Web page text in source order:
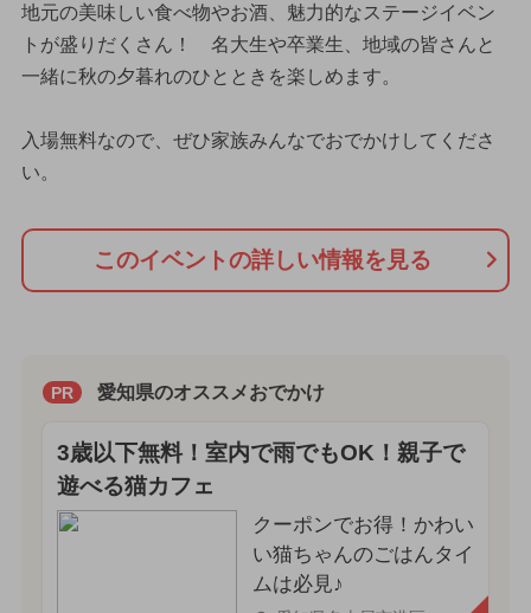
地元の美味しい食べ物やお酒、魅力的なステージイベン
トが盛りだくさん！ 名大生や卒業生、地域の皆さんと
一緒に秋の夕暮れのひとときを楽しめます。
入場無料なので、ぜひ家族みんなでおでかけしてくださ
い。
このイベントの詳しい情報を見る
PR 愛知県のオススメおでかけ
3歳以下無料！室内で雨でもOK！親子で
遊べる猫カフェ
クーポンでお得！かわい
い猫ちゃんのごはんタイ
ムは必見♪